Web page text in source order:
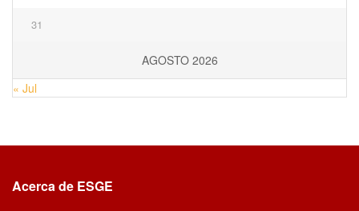
AGOSTO 2026
31
« Jul
Acerca de ESGE